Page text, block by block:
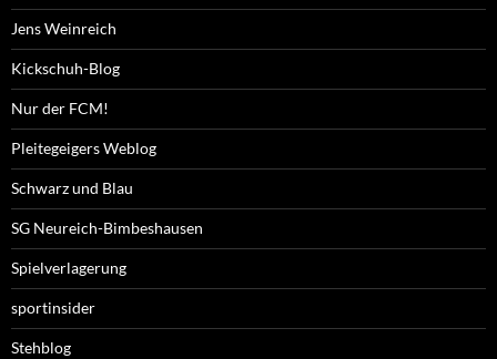
Jens Weinreich
Kickschuh-Blog
Nur der FCM!
Pleitegeigers Weblog
Schwarz und Blau
SG Neureich-Bimbeshausen
Spielverlagerung
sportinsider
Stehblog